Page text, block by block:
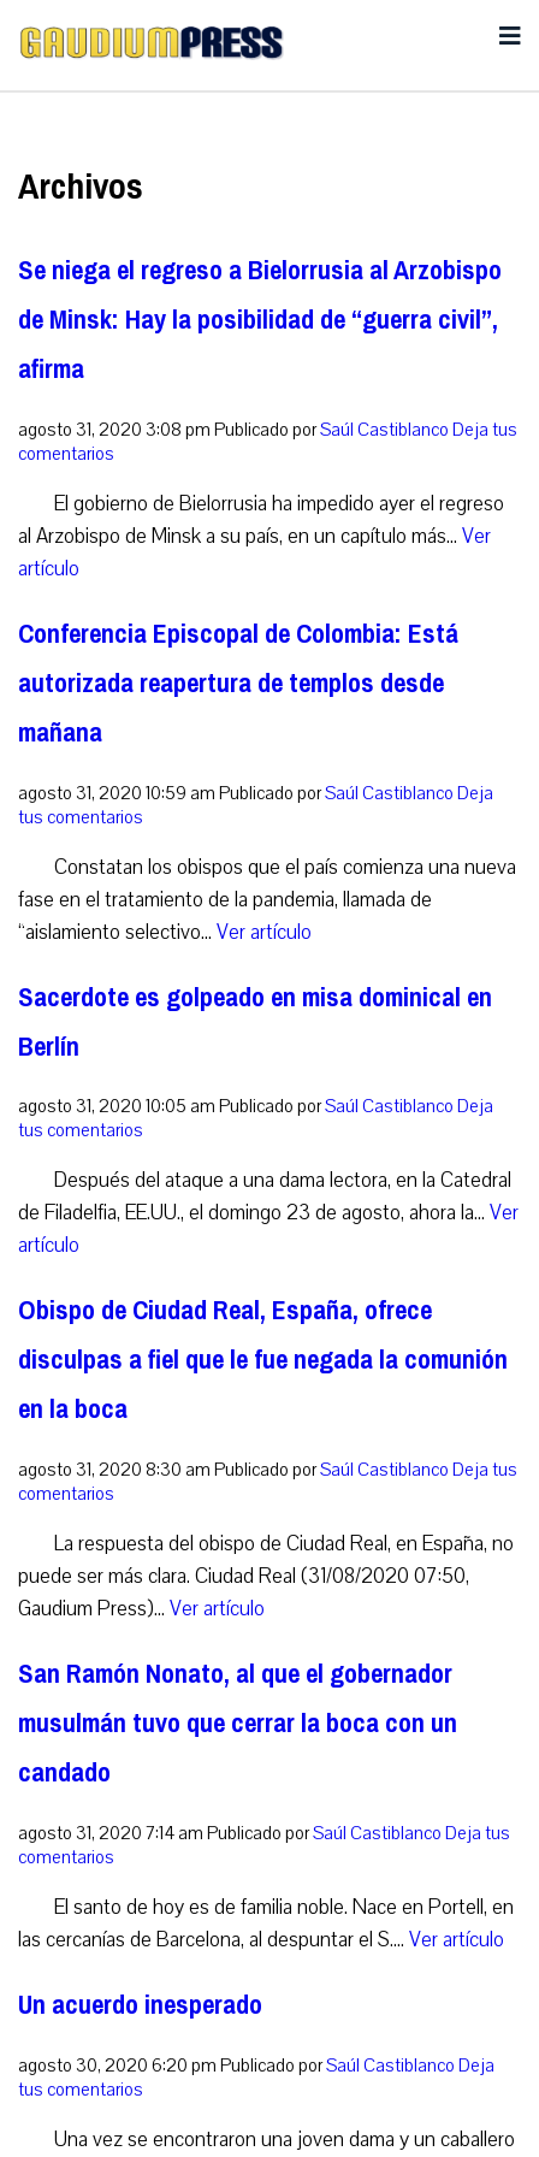
Archivos
Se niega el regreso a Bielorrusia al Arzobispo
de Minsk: Hay la posibilidad de “guerra civil”,
afirma
agosto 31, 2020 3:08 pm Publicado porSaúl Castiblanco Deja tus
comentarios
El gobierno de Bielorrusia ha impedido ayer el regreso
al Arzobispo de Minsk a su país, en un capítulo más... Ver
artículo
Conferencia Episcopal de Colombia: Está
autorizada reapertura de templos desde
mañana
agosto 31, 2020 10:59 am Publicado porSaúl Castiblanco Deja
tus comentarios
Constatan los obispos que el país comienza una nueva
fase en el tratamiento de la pandemia, llamada de
“aislamiento selectivo... Ver artículo
Sacerdote es golpeado en misa dominical en
Berlín
agosto 31, 2020 10:05 am Publicado porSaúl Castiblanco Deja
tus comentarios
Después del ataque a una dama lectora, en la Catedral
de Filadelfia, EE.UU., el domingo 23 de agosto, ahora la... Ver
artículo
Obispo de Ciudad Real, España, ofrece
disculpas a fiel que le fue negada la comunión
en la boca
agosto 31, 2020 8:30 am Publicado porSaúl Castiblanco Deja tus
comentarios
La respuesta del obispo de Ciudad Real, en España, no
puede ser más clara. Ciudad Real (31/08/2020 07:50,
Gaudium Press)... Ver artículo
San Ramón Nonato, al que el gobernador
musulmán tuvo que cerrar la boca con un
candado
agosto 31, 2020 7:14 am Publicado porSaúl Castiblanco Deja tus
comentarios
El santo de hoy es de familia noble. Nace en Portell, en
las cercanías de Barcelona, al despuntar el S.... Ver artículo
Un acuerdo inesperado
agosto 30, 2020 6:20 pm Publicado porSaúl Castiblanco Deja
tus comentarios
Una vez se encontraron una joven dama y un caballero